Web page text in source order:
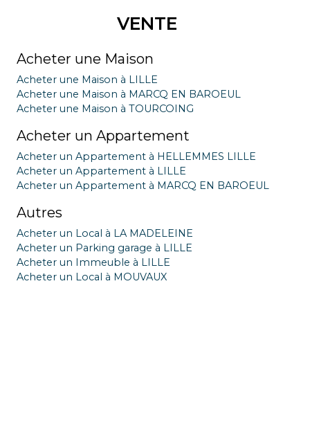
VENTE
Acheter une Maison
Acheter une Maison à LILLE
Acheter une Maison à MARCQ EN BAROEUL
Acheter une Maison à TOURCOING
Acheter un Appartement
Acheter un Appartement à HELLEMMES LILLE
Acheter un Appartement à LILLE
Acheter un Appartement à MARCQ EN BAROEUL
Autres
Acheter un Local à LA MADELEINE
Acheter un Parking garage à LILLE
Acheter un Immeuble à LILLE
Acheter un Local à MOUVAUX